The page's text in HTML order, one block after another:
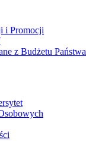
i Promocji
z Budżetu Państwa